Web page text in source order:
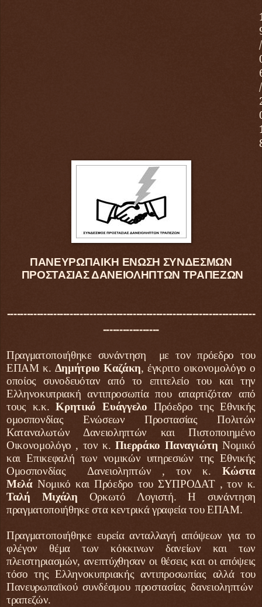
/
/
ΠΑΝΕΥΡΩΠΑΙΚΗ ΕΝΩΣΗ ΣΥΝΔΕΣΜΩΝ
ΠΡΟΣΤΑΣΙΑΣ ΔΑΝΕΙΟΛΗΠΤΩΝ ΤΡΑΠΕΖΩΝ
---------------------------------------------------------------------------
-----------------
Πραγματοποιήθηκε συνάντηση με τον πρόεδρο του
ΕΠΑΜ κ. Δημήτριο Καζάκη, έγκριτο οικονομολόγο ο
οποίος συνοδευόταν από το επιτελείο του και την
Ελληνοκυπριακή αντιπροσωπία που απαρτιζόταν από
τους κ.κ.Κρητικό Ευάγγελο Πρόεδρο της Εθνικής
ομοσπονδίας Ενώσεων Προστασίας Πολιτών
Καταναλωτών Δανειοληπτών και Πιστοποιημένο
Οικονομολόγο , τον κ. Πιερράκο Παναγιώτη Νομικό
και Επικεφαλή των νομικών υπηρεσιών της Εθνικής
Ομοσπονδίας Δανειοληπτών , τον κ. Κώστα
ΜελάΝομικό και Πρόεδρο του ΣΥΠΡΟΔΑΤ , τον κ.
Ταλή Μιχάλη Ορκωτό Λογιστή. Η συνάντηση
πραγματοποιήθηκε στα κεντρικά γραφεία του ΕΠΑΜ.
Πραγματοποιήθηκε ευρεία ανταλλαγή απόψεων για το
φλέγον θέμα των κόκκινων δανείων και των
πλειστηριασμών, ανεπτύχθησαν οι θέσεις και οι απόψεις
τόσο της Ελληνοκυπριακής αντιπροσωπίας αλλά του
Πανευρωπαϊκού συνδέσμου προστασίας δανειοληπτών
τραπεζών.